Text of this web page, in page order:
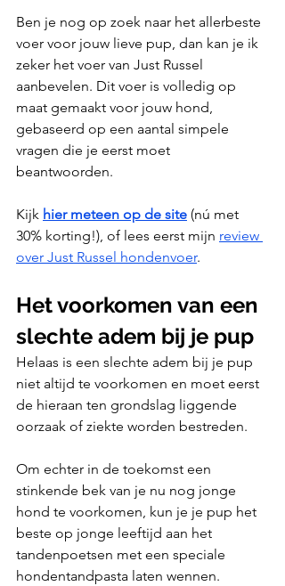
Ben je nog op zoek naar het allerbeste
voer voor jouw lieve pup, dan kan je ik
zeker het voer van Just Russel
aanbevelen. Dit voer is volledig op
maat gemaakt voor jouw hond,
gebaseerd op een aantal simpele
vragen die je eerst moet
beantwoorden.
Kijk hier meteen op de site (nú met
30% korting!), of lees eerst mijn review
over Just Russel hondenvoer.
Het voorkomen van een
slechte adem bij je pup
Helaas is een slechte adem bij je pup
niet altijd te voorkomen en moet eerst
de hieraan ten grondslag liggende
oorzaak of ziekte worden bestreden.
Om echter in de toekomst een
stinkende bek van je nu nog jonge
hond te voorkomen, kun je je pup het
beste op jonge leeftijd aan het
tandenpoetsen met een speciale
hondentandpasta laten wennen.